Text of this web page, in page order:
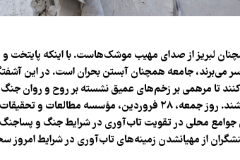
لبریز از صدای مهیب موشک‌هاست. با اینکه پایتخت
جامعه همچنان آبستن بحران است. در این
تا مرهمی بر زخم‌های عمیق نشسته بر روح و روان
بحران‌های برآمده از آن باشند. روز جمعه، ۲۸ فروردین، مؤسسه
محلی در تقویت تاب‌آوری در شرایط جنگ و
از مهیانشدن زمینه‌های تاب‌آوری در شرایط امروز